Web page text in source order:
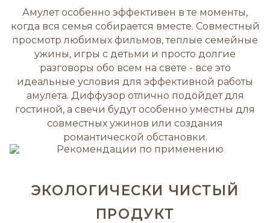
Амулет особенно эффективен в те моменты,
когда вся семья собирается вместе. Совместный
просмотр любимых фильмов, теплые семейные
ужины, игры с детьми и просто долгие
разговоры обо всем на свете - все это
идеальные условия для эффективной работы
амулета. Диффузор отлично подойдет для
гостиной, а свечи будут особенно уместны для
совместных ужинов или создания
романтической обстановки.
ЭКОЛОГИЧЕСКИ ЧИСТЫЙ
ПРОДУКТ